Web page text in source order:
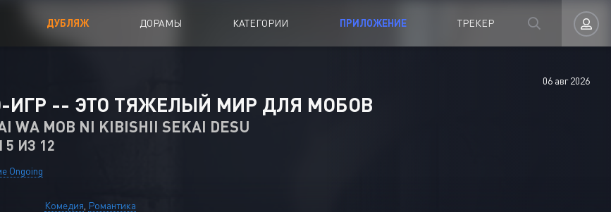
ДУБЛЯЖ ДОРАМЫ КАТЕГОРИИ
Аниме Фильмы
Азиатские фильмы
ПРИЛОЖЕНИЕ ТРЕКЕР
Авторизация
06 авг 2026
ИГР -- ЭТО ТЯЖЕЛЫЙ МИР ДЛЯ МОБОВ
WA MOB NI KIBISHII SEKAI DESU
ИЗ 12
Ongoing
Комедия Романтика